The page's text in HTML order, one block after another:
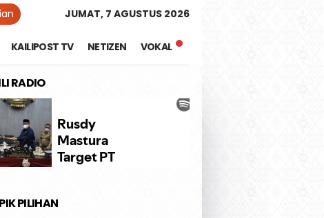
JUMAT, 7 AGUSTUS 2026
KAILIPOST TV NETIZEN VOKAL
RADIO
PILIHAN